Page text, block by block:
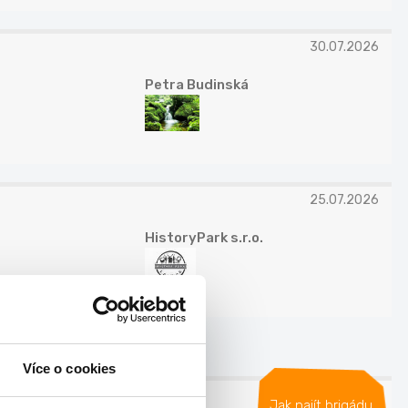
Více o cookies
30.07.2026
Petra Budinská
25.07.2026
HistoryPark s.r.o.